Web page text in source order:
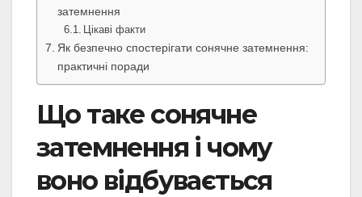
затемнення
Цікаві факти
Як безпечно спостерігати сонячне затемнення:
практичні поради
Що таке сонячне
затемнення і чому
воно відбувається